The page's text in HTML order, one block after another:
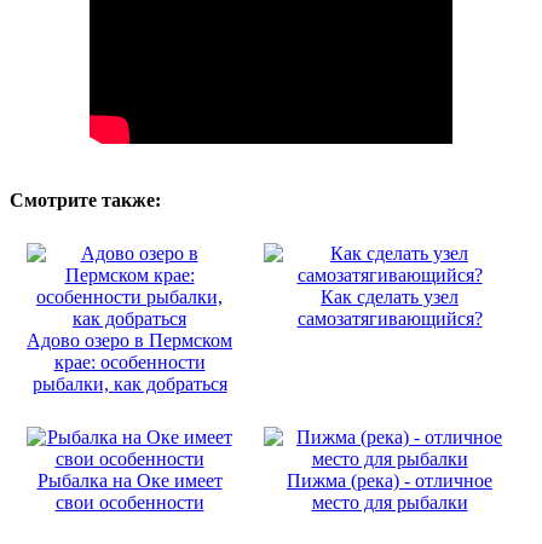
Смотрите также:
Адово озеро в Пермском
крае: особенности
рыбалки, как добраться
Как сделать узел
самозатягивающийся?
Рыбалка на Оке имеет
свои особенности
Пижма (река) - отличное
место для рыбалки